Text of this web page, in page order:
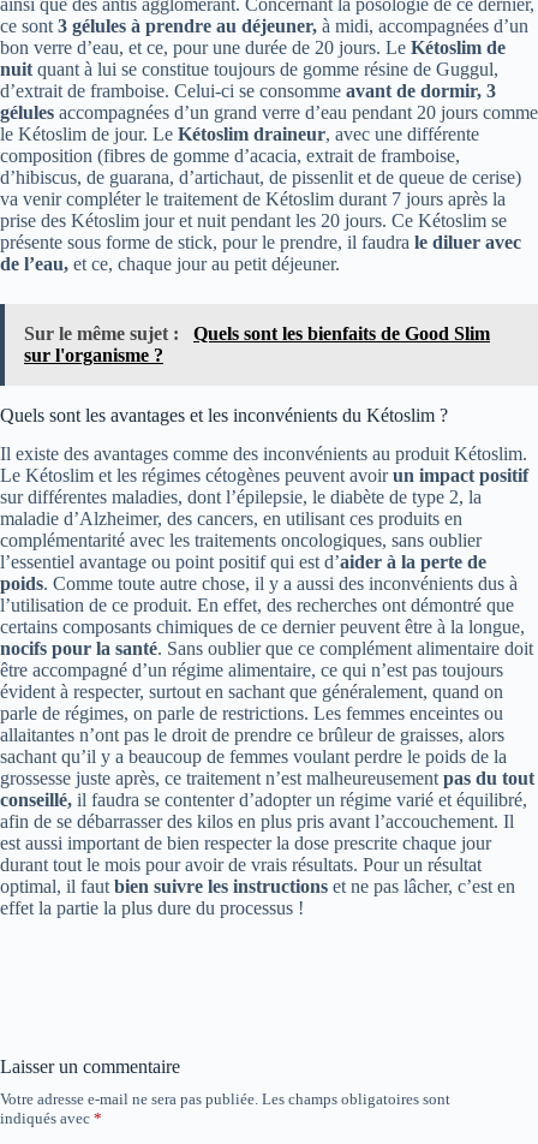
ce sont 3 gélules à prendre au déjeuner, à midi, accompagnées d’un
bon verre d’eau, et ce, pour une durée de 20 jours. Le Kétoslim de
nuit quant à lui se constitue toujours de gomme résine de Guggul,
d’extrait de framboise. Celui-ci se consomme avant de dormir, 3
gélules accompagnées d’un grand verre d’eau pendant 20 jours comme
le Kétoslim de jour. Le Kétoslim draineur, avec une différente
composition (fibres de gomme d’acacia, extrait de framboise,
d’hibiscus, de guarana, d’artichaut, de pissenlit et de queue de cerise)
va venir compléter le traitement de Kétoslim durant 7 jours après la
prise des Kétoslim jour et nuit pendant les 20 jours. Ce Kétoslim se
présente sous forme de stick, pour le prendre, il faudra le diluer avec
de l’eau, et ce, chaque jour au petit déjeuner.
Sur le même sujet :
Quels sont les bienfaits de Good Slim
sur l'organisme ?
Quels sont les avantages et les inconvénients du Kétoslim ?
Il existe des avantages comme des inconvénients au produit Kétoslim.
Le Kétoslim et les régimes cétogènes peuvent avoirun impact positif
sur différentes maladies, dont l’épilepsie, le diabète de type 2, la
maladie d’Alzheimer, des cancers, en utilisant ces produits en
complémentarité avec les traitements oncologiques, sans oublier
l’essentiel avantage ou point positif qui est d’aider à la perte de
poids. Comme toute autre chose, il y a aussi des inconvénients dus à
l’utilisation de ce produit. En effet, des recherches ont démontré que
certains composants chimiques de ce dernier peuvent être à la longue,
nocifs pour la santé. Sans oublier que ce complément alimentaire doit
être accompagné d’un régime alimentaire, ce qui n’est pas toujours
évident à respecter, surtout en sachant que généralement, quand on
parle de régimes, on parle de restrictions. Les femmes enceintes ou
allaitantes n’ont pas le droit de prendre ce brûleur de graisses, alors
sachant qu’il y a beaucoup de femmes voulant perdre le poids de la
grossesse juste après, ce traitement n’est malheureusement pas du tout
conseillé, il faudra se contenter d’adopter un régime varié et équilibré,
afin de se débarrasser des kilos en plus pris avant l’accouchement. Il
est aussi important de bien respecter la dose prescrite chaque jour
durant tout le mois pour avoir de vrais résultats. Pour un résultat
optimal, il faut bien suivre les instructions et ne pas lâcher, c’est en
effet la partie la plus dure du processus !
Laisser un commentaire
Votre adresse e-mail ne sera pas publiée. Les champs obligatoires sont
indiqués avec *